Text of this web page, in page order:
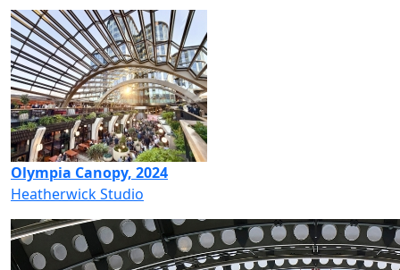
Olympia Canopy, 2024
Heatherwick Studio